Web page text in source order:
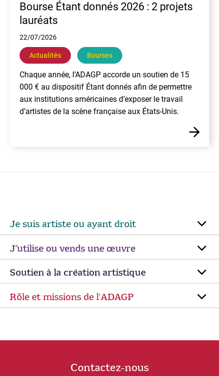
Bourse Étant donnés 2026 : 2 projets
lauréats
22/07/2026
Actualités Bourses
Chaque année, l’ADAGP accorde un soutien de 15
000 € au dispositif Étant donnés afin de permettre
aux institutions américaines d’exposer le travail
d’artistes de la scène française aux États-Unis.
Je suis artiste ou ayant droit
J’utilise ou vends une œuvre
Soutien à la création artistique
Rôle et missions de lʼADAGP
Contactez-nous